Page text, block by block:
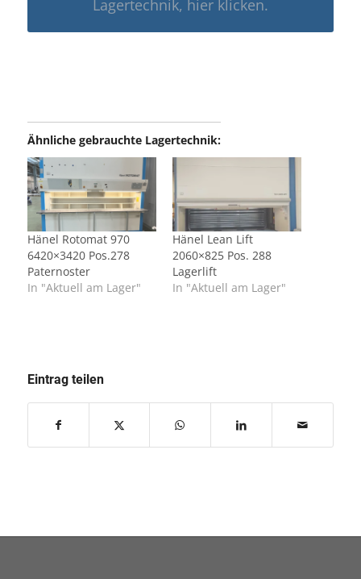
Lagertechnik, hier klicken.
Ähnliche gebrauchte Lagertechnik:
Hänel Rotomat 970
6420×3420 Pos.278
Paternoster
In "Aktuell am Lager"
Hänel Lean Lift
2060×825 Pos. 288
Lagerlift
In "Aktuell am Lager"
Eintrag teilen